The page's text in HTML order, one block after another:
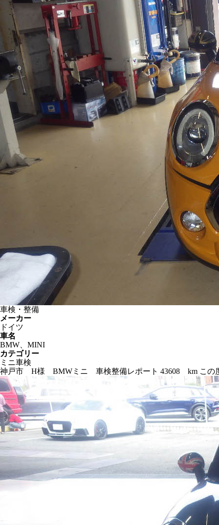
車検・整備
メーカー
ドイツ
車名
BMW、MINI
カテゴリー
ミニ車検
神戸市 H様 BMWミニ 車検整備レポート 43608 km この度